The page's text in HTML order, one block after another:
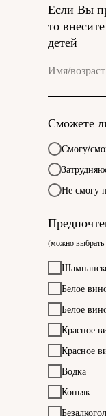
Если Вы
то
детей
Сможете
Смогу/
Не смогу
(можно выбрать
Белое
Белое
Красное
Красное
Водка
Коньяк